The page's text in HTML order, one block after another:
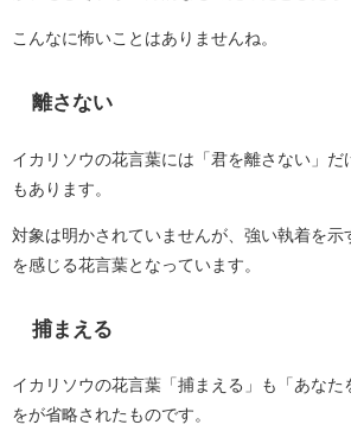
こんなに怖いことはありませんね。
離さない
イカリソウの花言葉には「君を離さない」だ
もあります。
対象は明かされていませんが、強い執着を示
を感じる花言葉となっています。
捕まえる
イカリソウの花言葉「捕まえる」も「あなた
をが省略されたものです。